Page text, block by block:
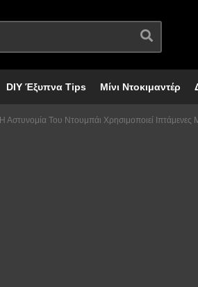
DIY Έξυπνα Tips Μίνι Ντοκιμαντέρ
Η Αστυνομία Του Ντουμπάι Χρησιμοποιεί Ιπτάμενες